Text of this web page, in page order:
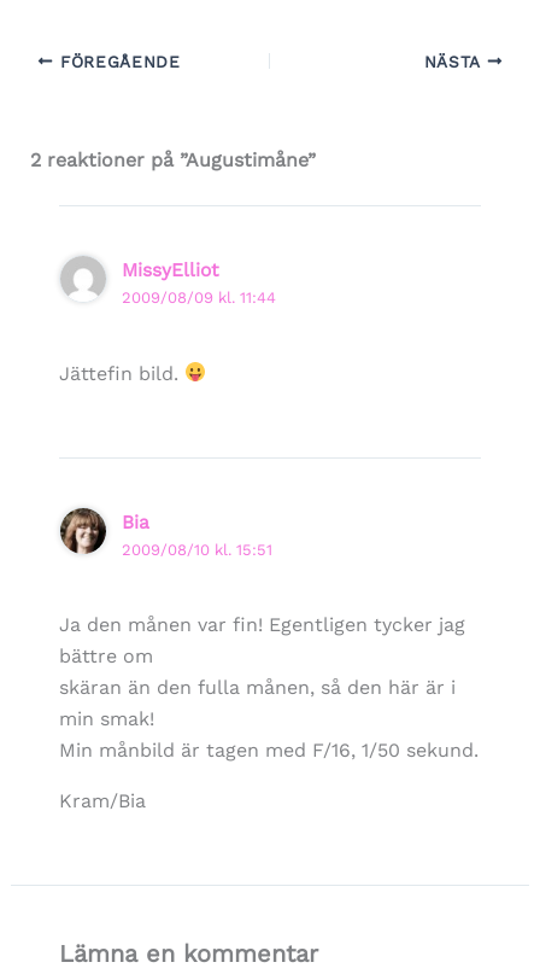
FÖREGÅENDE NÄSTA
2 reaktioner på ”Augustimåne”
MissyElliot
2009/08/09 kl. 11:44
Jättefin bild.
Bia
2009/08/10 kl. 15:51
Ja den månen var fin! Egentligen tycker jag
bättre om
skäran än den fulla månen, så den här är i
min smak!
Min månbild är tagen med F/16, 1/50 sekund.
Kram/Bia
Lämna en kommentar